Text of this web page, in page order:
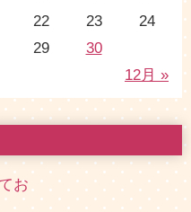
12月 »
22 23
24
29 30
お